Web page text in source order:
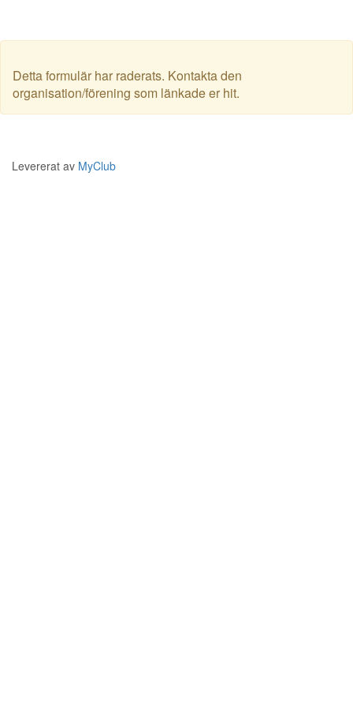
Detta formulär har raderats. Kontakta den
organisation/förening som länkade er hit.
Levererat av MyClub